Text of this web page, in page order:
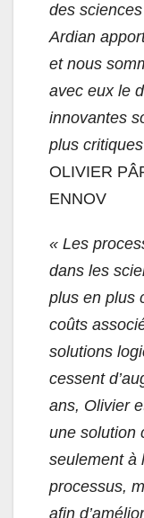
des
Ardian
et nous
avec eux le
innovantes
plus
OLIVIER
ENNOV
« Les
dans les
plus en plus
coûts
solutions
cessent
ans, Olivier
une solution
seulement à
processus,
afin